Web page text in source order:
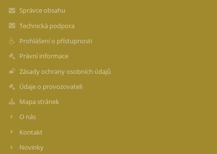
Správce obsahu
Technická podpora
Prohlášení o přístupnosti
Právní informace
Zásady ochrany osobních údajů
Údaje o provozovateli
Mapa stránek
O nás
Kontakt
Novinky